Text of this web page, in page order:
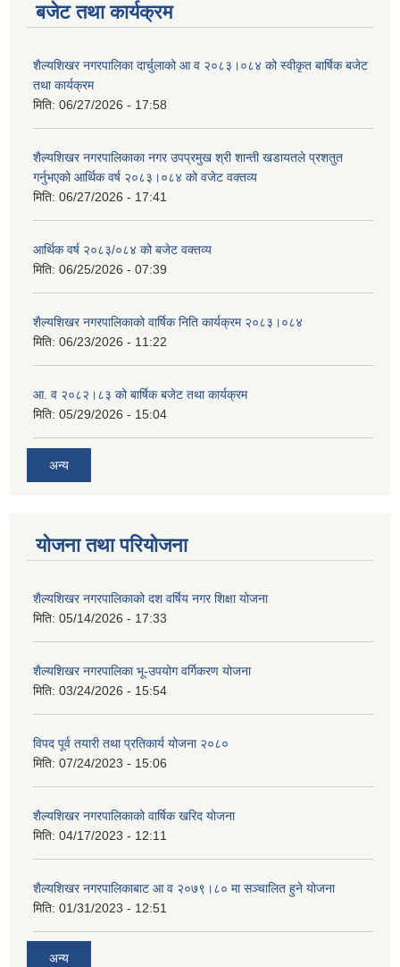
बजेट तथा कार्यक्रम
शैल्यशिखर नगरपालिका दार्चुलाको आ व २०८३।०८४ को स्वीकृत बार्षिक बजेट
तथा कार्यक्रम
मिति: 06/27/2026 - 17:58
शैल्यशिखर नगरपालिकाका नगर उपप्रमुख श्री शान्ती खडायतले प्रशतुत
गर्नुभएको आर्थिक वर्ष २०८३।०८४ को वजेट वक्तव्य
मिति: 06/27/2026 - 17:41
आर्थिक वर्ष २०८३/०८४ को बजेट वक्तव्य
मिति: 06/25/2026 - 07:39
शैल्यशिखर नगरपालिकाको वार्षिक निति कार्यक्रम २०८३।०८४
मिति: 06/23/2026 - 11:22
आ. व २०८२।८३ को बार्षिक बजेट तथा कार्यक्रम
मिति: 05/29/2026 - 15:04
अन्य
योजना तथा परियोजना
शैल्यशिखर नगरपालिकाको दश वर्षिय नगर शिक्षा योजना
मिति: 05/14/2026 - 17:33
शैल्यशिखर नगरपालिका भू-उपयोग वर्गिकरण योजना
मिति: 03/24/2026 - 15:54
विपद पूर्व तयारी तथा प्रतिकार्य योजना २०८०
मिति: 07/24/2023 - 15:06
शैल्यशिखर नगरपालिकाको वार्षिक खरिद योजना
मिति: 04/17/2023 - 12:11
शैल्यशिखर नगरपालिकाबाट आ व २०७९।८० मा सञ्चालित हुने योजना
मिति: 01/31/2023 - 12:51
अन्य